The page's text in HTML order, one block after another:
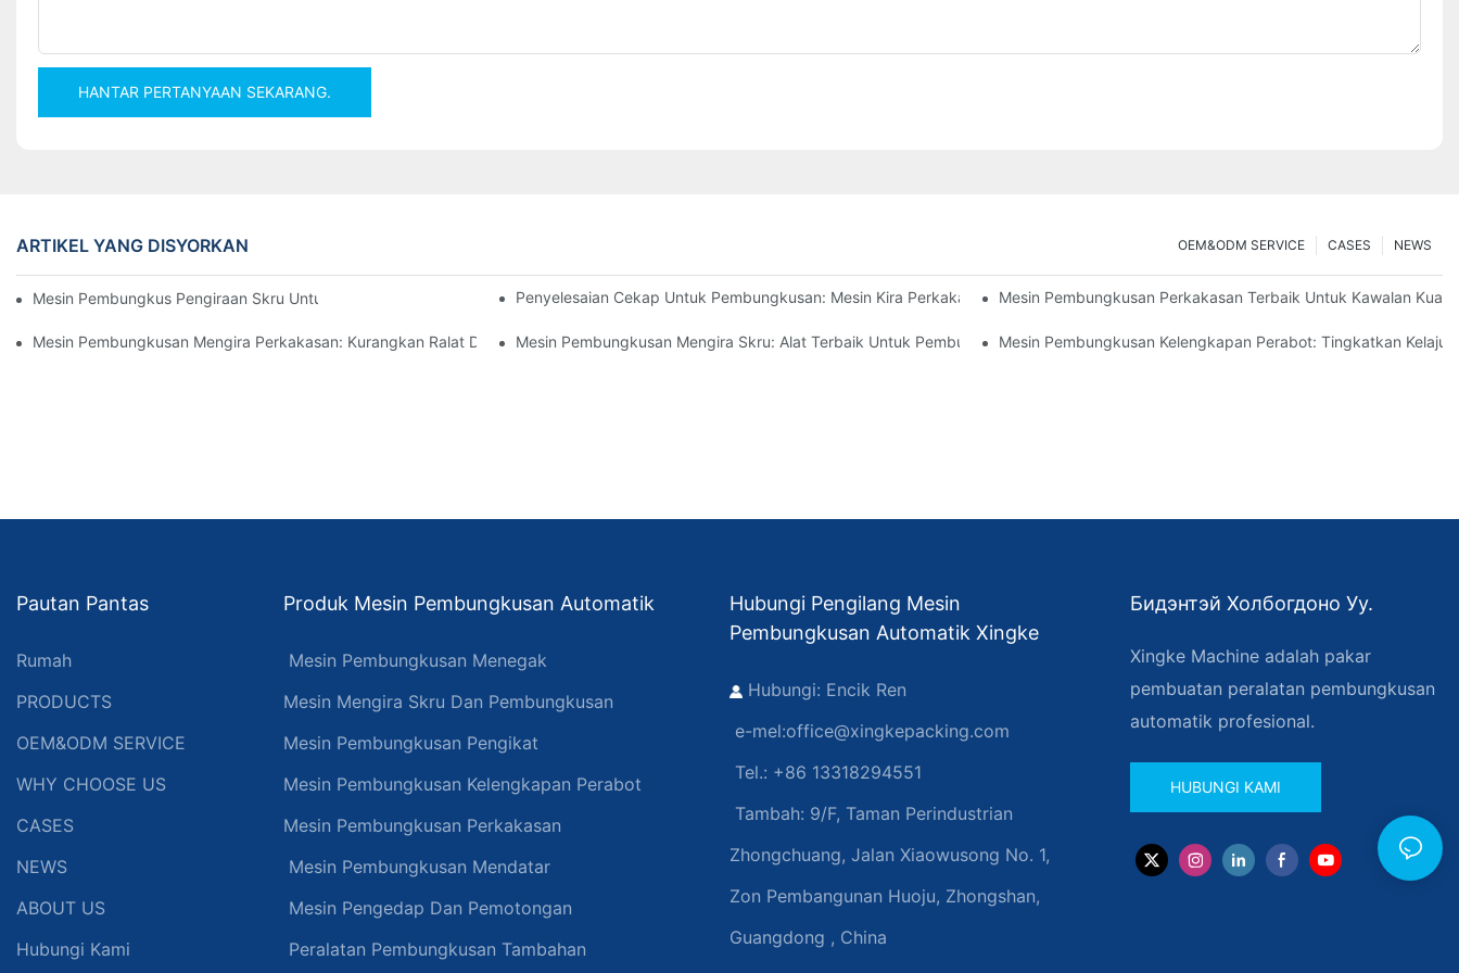
HANTAR PERTANYAAN SEKARANG.
ARTIKEL YANG DISYORKAN NEWS
CASES
OEM&ODM SERVICE
Mesin Pembungkus Pengiraan Skru Untuk Hasil Yang Boleh Dipercayai Dan PantasPenyelesaian Cekap Untuk Pembungkusan: Mesin Kira Perkakasan Mesin Pembungkusan Perkakasan Terbaik Untuk Kawalan
Mesin Pembungkusan Mengira Perkakasan: Kurangkan Ralat Dan Tingkatkan OutputMesin Pembungkusan Mengira Skru: Alat Terbaik Untuk Pembungkusan Yang CekapMesin Pembungkusan Kelengkapan Perabot: Tingkatkan
Pautan Pantas
Rumah
PRODUCTS
OEM&ODM SERVICE
WHY CHOOSE US
CASES
NEWS
ABOUT US
Hubungi Kami
Produk Mesin Pembungkusan Automatik
Mesin Pembungkusan Menegak
Mesin Mengira Skru Dan Pembungkusan
Mesin Pembungkusan Pengikat
Mesin Pembungkusan Kelengkapan Perabot
Mesin Pembungkusan Perkakasan
Mesin Pembungkusan Mendatar
Mesin Pengedap Dan Pemotongan
Peralatan Pembungkusan Tambahan
Hubungi Pengilang Mesin
Pembungkusan Automatik Xingke
Hubungi: Encik Ren
e-mel:office@xingkepacking.com
Tel.: +86 13318294551
Tambah: 9/F, Taman Perindustrian
Zhongchuang, Jalan Xiaowusong No. 1,
Zon Pembangunan Huoju, Zhongshan,
Guangdong , China
Бидэнтэй Холбогдоно Уу.
Xingke Machine adalah pakar
pembuatan peralatan pembungkusan
automatik profesional.
HUBUNGI KAMI